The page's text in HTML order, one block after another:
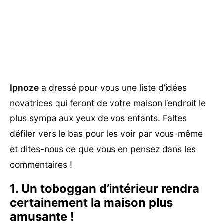
Ipnoze a dressé pour vous une liste d’idées
novatrices qui feront de votre maison l’endroit le
plus sympa aux yeux de vos enfants. Faites
défiler vers le bas pour les voir par vous-même
et dites-nous ce que vous en pensez dans les
commentaires !
1. Un toboggan d’intérieur rendra
certainement la maison plus
amusante !